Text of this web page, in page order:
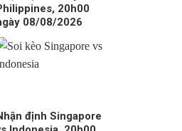
20h00
08/08/2026
định Singapore